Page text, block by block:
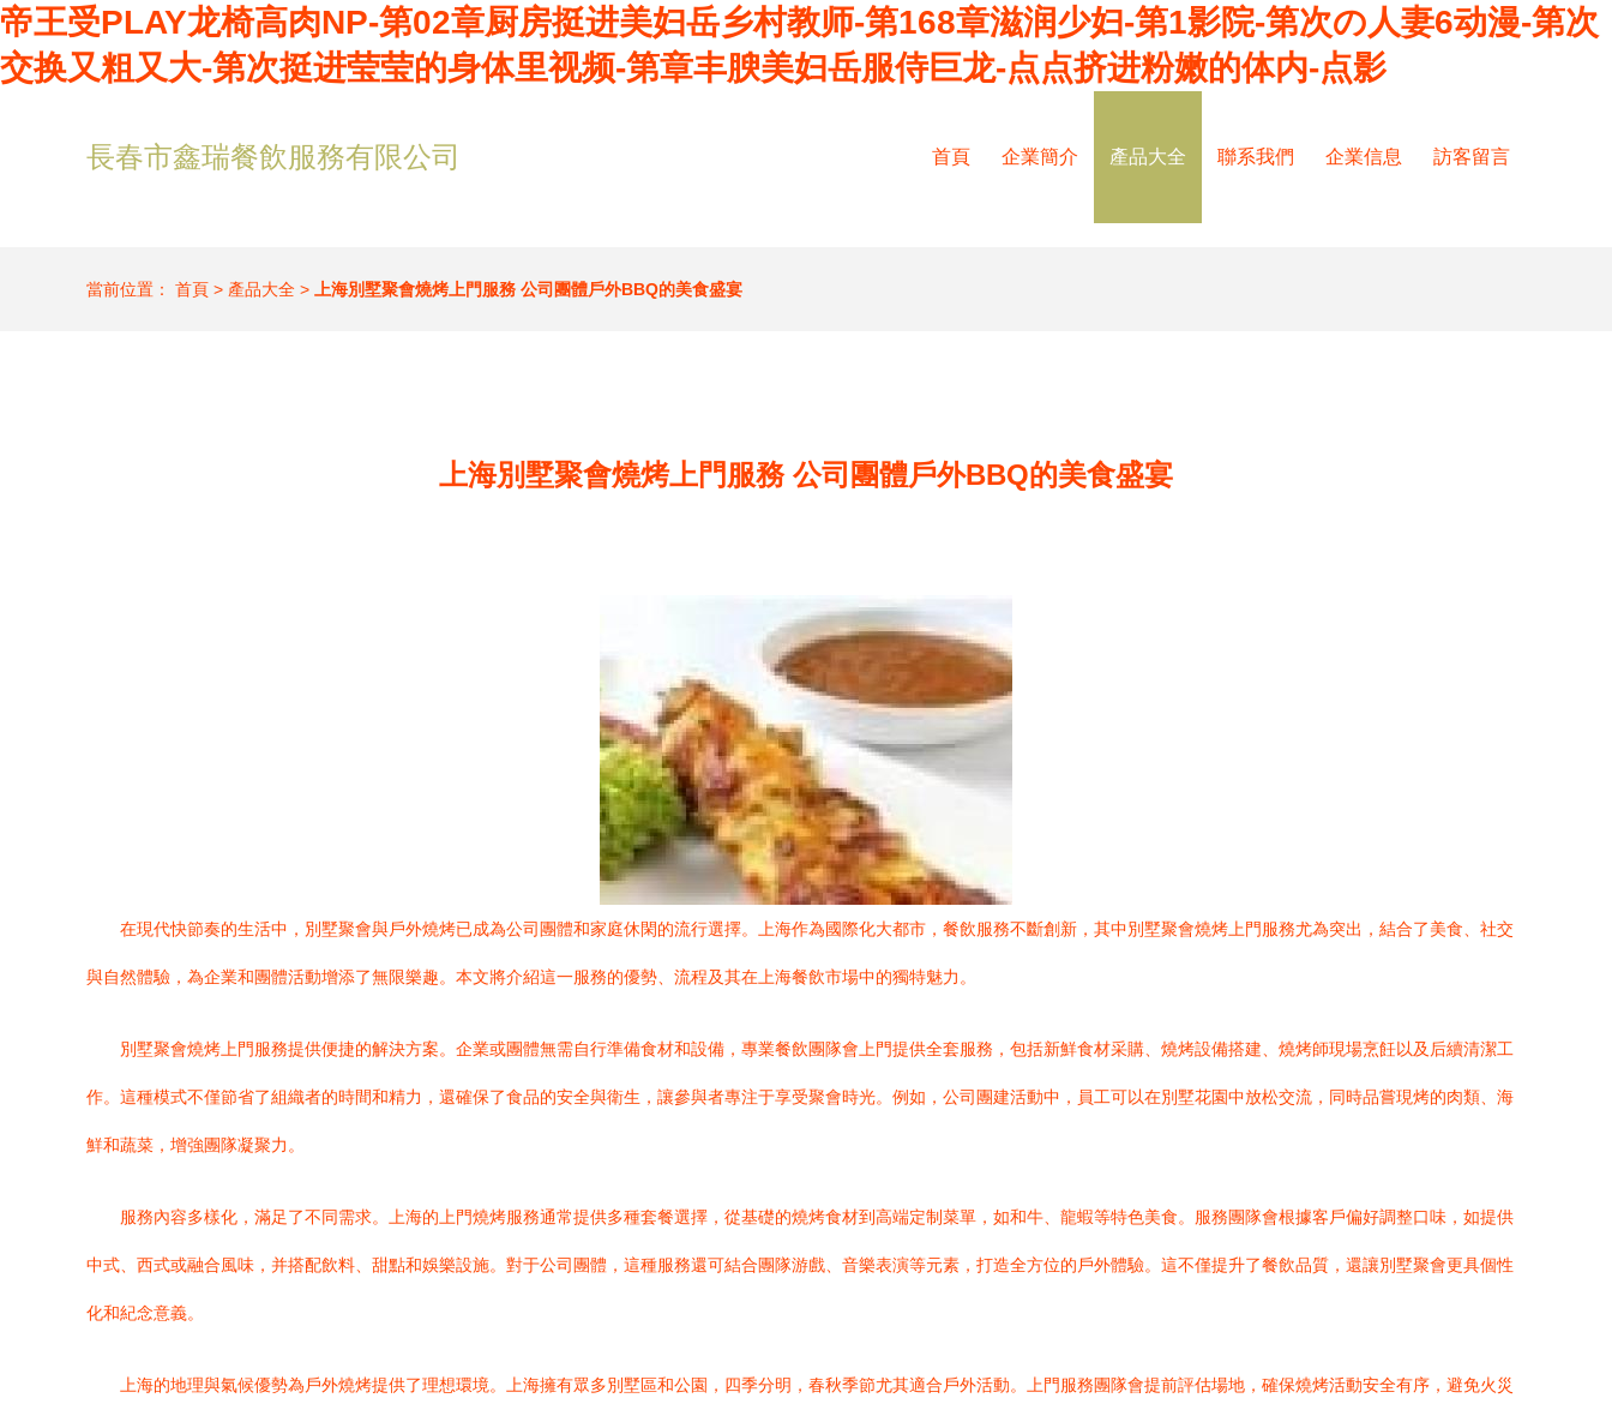
帝王受PLAY龙椅高肉NP-第02章厨房挺进美妇岳乡村教师-第168章滋润少妇-第1影院-第次の人妻6动漫-第次
交换又粗又大-第次挺进莹莹的身体里视频-第章丰腴美妇岳服侍巨龙-点点挤进粉嫩的体内-点影
長春市鑫瑞餐飲服務有限公司 首頁 企業簡介 產品大全 聯系我們 企業信息 訪客留言
當前位置： 首頁 > 產品大全 > 上海別墅聚會燒烤上門服務 公司團體戶外BBQ的美食盛宴
上海別墅聚會燒烤上門服務 公司團體戶外BBQ的美食盛宴
在現代快節奏的生活中，別墅聚會與戶外燒烤已成為公司團體和家庭休閑的流行選擇。上海作為國際化大都市，餐飲服務不斷創新，其中別墅聚會燒烤上門服務尤為突出，結合了美食、社交
與自然體驗，為企業和團體活動增添了無限樂趣。本文將介紹這一服務的優勢、流程及其在上海餐飲市場中的獨特魅力。
別墅聚會燒烤上門服務提供便捷的解決方案。企業或團體無需自行準備食材和設備，專業餐飲團隊會上門提供全套服務，包括新鮮食材采購、燒烤設備搭建、燒烤師現場烹飪以及后續清潔工
作。這種模式不僅節省了組織者的時間和精力，還確保了食品的安全與衛生，讓參與者專注于享受聚會時光。例如，公司團建活動中，員工可以在別墅花園中放松交流，同時品嘗現烤的肉類、海
鮮和蔬菜，增強團隊凝聚力。
服務內容多樣化，滿足了不同需求。上海的上門燒烤服務通常提供多種套餐選擇，從基礎的燒烤食材到高端定制菜單，如和牛、龍蝦等特色美食。服務團隊會根據客戶偏好調整口味，如提供
中式、西式或融合風味，并搭配飲料、甜點和娛樂設施。對于公司團體，這種服務還可結合團隊游戲、音樂表演等元素，打造全方位的戶外體驗。這不僅提升了餐飲品質，還讓別墅聚會更具個性
化和紀念意義。
上海的地理與氣候優勢為戶外燒烤提供了理想環境。上海擁有眾多別墅區和公園，四季分明，春秋季節尤其適合戶外活動。上門服務團隊會提前評估場地，確保燒烤活動安全有序，避免火災